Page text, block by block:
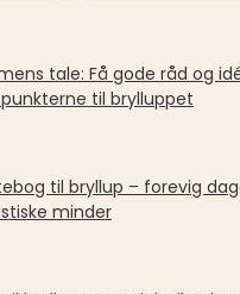
tale: Få gode råd og
til brylluppet
til bryllup ­– forevig
minder